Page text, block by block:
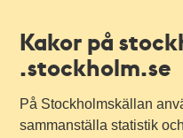
Kakor på
.stockholm.se
På Stockholmskällan
sammanställa statistik